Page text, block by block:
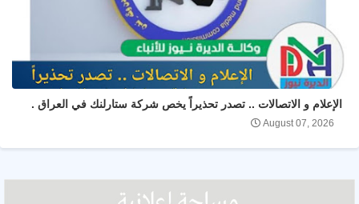
الإعلام و الاتصالات .. تصدر تحذيراً يخص شركة ستارلنك في العراق .
August 07, 2026